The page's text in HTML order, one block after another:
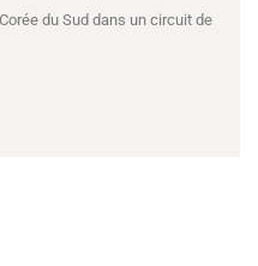
du Sud dans un circuit de